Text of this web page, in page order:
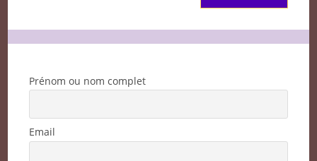
Prénom ou nom complet
Email